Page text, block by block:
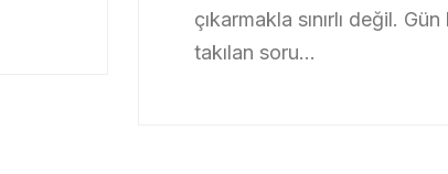
çıkarmakla sınırlı değil.
takılan soru...